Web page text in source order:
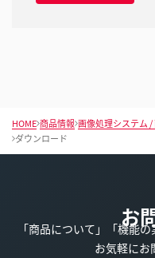
HOME 商品情報 画像処理システム
ダウンロード
お
「商品について」「機能
お気軽にお